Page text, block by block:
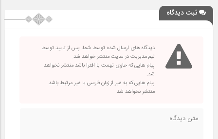
ثبت دیدگاه
دیدگاه های ارسال شده توسط شما، پس از تایید توسط
تیم مدیریت در سایت منتشر خواهد شد.
پیام هایی که حاوی تهمت یا افترا باشد منتشر نخواهد
شد.
پیام هایی که به غیر از زبان فارسی یا غیر مرتبط باشد
منتشر نخواهد شد.